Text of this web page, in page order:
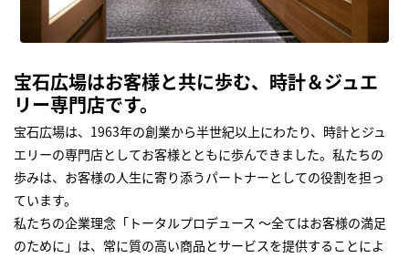
宝石広場はお客様と共に歩む、時計＆ジュエ
リー専門店です。
宝石広場は、1963年の創業から半世紀以上にわたり、時計とジュ
エリーの専門店としてお客様とともに歩んできました。私たちの
歩みは、お客様の人生に寄り添うパートナーとしての役割を担っ
ています。
私たちの企業理念「トータルプロデュース ～全てはお客様の満足
のために」は、常に質の高い商品とサービスを提供することによ